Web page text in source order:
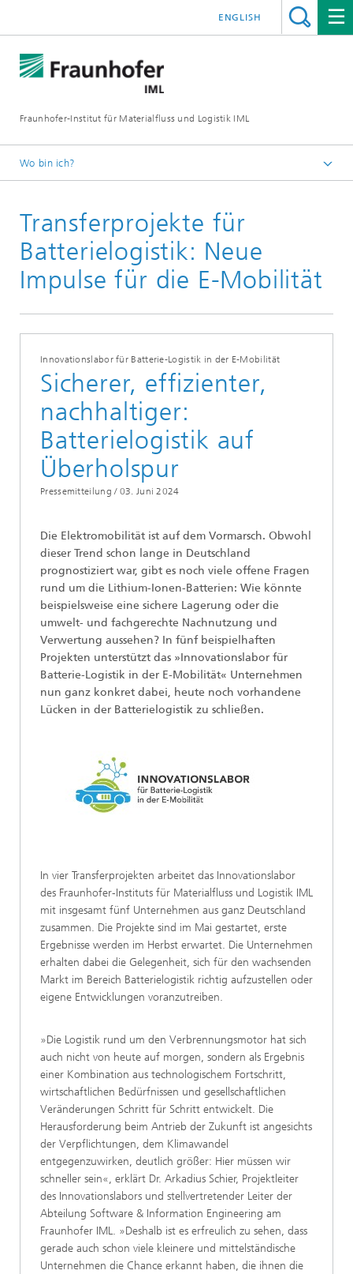
Fraunhofer-Institut für Materialfluss und Logistik IML
ENGLISH
Wo bin ich?
Presse / Medien
Transferprojekte für
Batterielogistik: Neue
Impulse für die E-Mobilität
Innovationslabor für Batterie-Logistik in der E-Mobilität
Sicherer, effizienter,
nachhaltiger:
Batterielogistik auf
Überholspur
Pressemitteilung / 03. Juni 2024
Die Elektromobilität ist auf dem Vormarsch. Obwohl
dieser Trend schon lange in Deutschland
prognostiziert war, gibt es noch viele offene Fragen
rund um die Lithium-Ionen-Batterien: Wie könnte
beispielsweise eine sichere Lagerung oder die
umwelt- und fachgerechte Nachnutzung und
Verwertung aussehen? In fünf beispielhaften
Projekten unterstützt das »Innovationslabor für
Batterie-Logistik in der E-Mobilität« Unternehmen
nun ganz konkret dabei, heute noch vorhandene
Lücken in der Batterielogistik zu schließen.
In vier Transferprojekten arbeitet das Innovationslabor
des Fraunhofer-Instituts für Materialfluss und Logistik IML
mit insgesamt fünf Unternehmen aus ganz Deutschland
zusammen. Die Projekte sind im Mai gestartet, erste
Ergebnisse werden im Herbst erwartet. Die Unternehmen
erhalten dabei die Gelegenheit, sich für den wachsenden
Markt im Bereich Batterielogistik richtig aufzustellen oder
eigene Entwicklungen voranzutreiben.
»Die Logistik rund um den Verbrennungsmotor hat sich
auch nicht von heute auf morgen, sondern als Ergebnis
einer Kombination aus technologischem Fortschritt,
wirtschaftlichen Bedürfnissen und gesellschaftlichen
Veränderungen Schritt für Schritt entwickelt. Die
Herausforderung beim Antrieb der Zukunft ist angesichts
der Verpflichtungen, dem Klimawandel
entgegenzuwirken, deutlich größer: Hier müssen wir
schneller sein«, erklärt Dr. Arkadius Schier, Projektleiter
des Innovationslabors und stellvertretender Leiter der
Abteilung Software & Information Engineering am
Fraunhofer IML. »Deshalb ist es erfreulich zu sehen, dass
gerade auch schon viele kleinere und mittelständische
Unternehmen die Chance erkannt haben, die ihnen die